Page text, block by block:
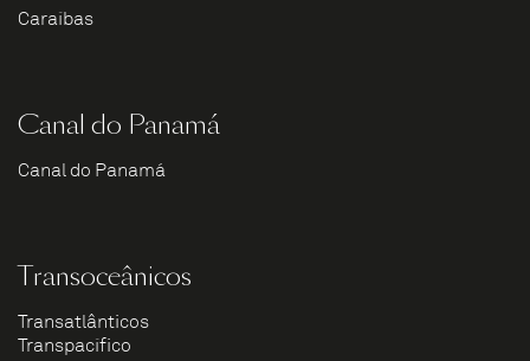
Caraíbas
Canal do Panamá
Canal do Panamá
Transoceânicos
Transatlânticos
Transpacífico